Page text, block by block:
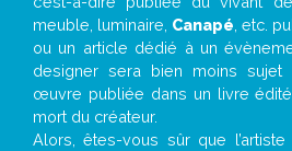
meuble, luminaire, Canapé, etc.
ou un article dédié à un
designer sera bien moins sujet
œuvre publiée dans un livre
mort du créateur.
Alors, êtes-vous sûr que